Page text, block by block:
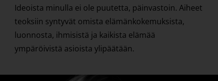
Ideoista minulla ei ole puutetta, päinvastoin. Aiheet
teoksiin syntyvät omista elämänkokemuksista,
luonnosta, ihmisistä ja kaikista elämää
ympäröivistä asioista ylipäätään.